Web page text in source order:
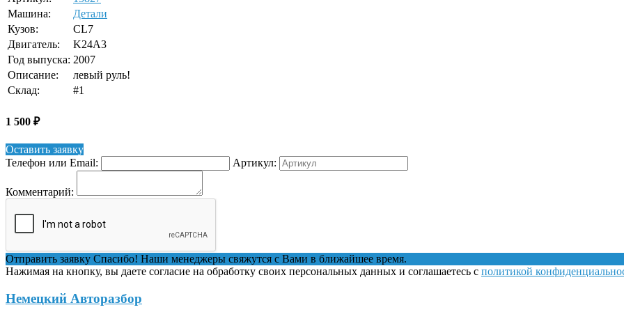
Машина:
Детали
Кузов:
CL7
Двигатель:
K24A3
Год выпуска: 2007
Описание:
левый руль!
Склад:
#1
1 500 ₽
Оставить заявку
Телефон или Email:
Артикул:
Комментарий:
Отправить заявку Спасибо! Наши менеджеры свяжутся с Вами в ближайшее время.
Нажимая на кнопку, вы даете согласие на обработку своих персональных данных и соглашаетесь с политикой
Немецкий Авторазбор